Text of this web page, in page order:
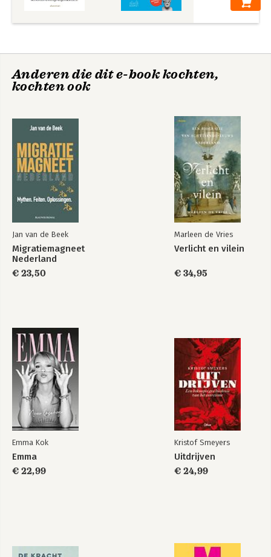
Anderen die dit e-book kochten,
kochten ook
Jan van de Beek
Migratiemagneet
Nederland
€ 23,50
Marleen de Vries
Verlicht en vilein
€ 34,95
Emma Kok
Emma
€ 22,99
Kristof Smeyers
Uitdrijven
€ 24,99